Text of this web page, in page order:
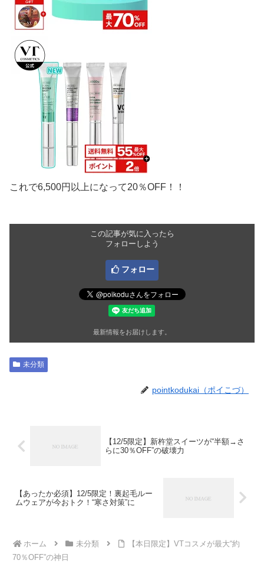
これで6,500円以上になって20％OFF！！
この記事が気に入ったら
フォローしよう
フォロー
最新情報をお届けします。
未分類
pointkodukai（ポイこづ）
【12/5限定】新杵堂スイーツが“半額→さ
らに30％OFF”の破壊力
【あったか必須】12/5限定！裏起毛ルー
ムウェアが今おトク！“寒さ対策”に
ホーム 未分類
【本日限定】VTコスメが最大“約
70％OFF”の神日